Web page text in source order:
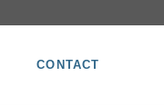
CONTACT